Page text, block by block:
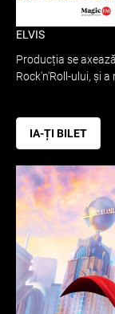
ELVIS
Producția se
Rock'n'Roll-ului, și
IA-ȚI BILET